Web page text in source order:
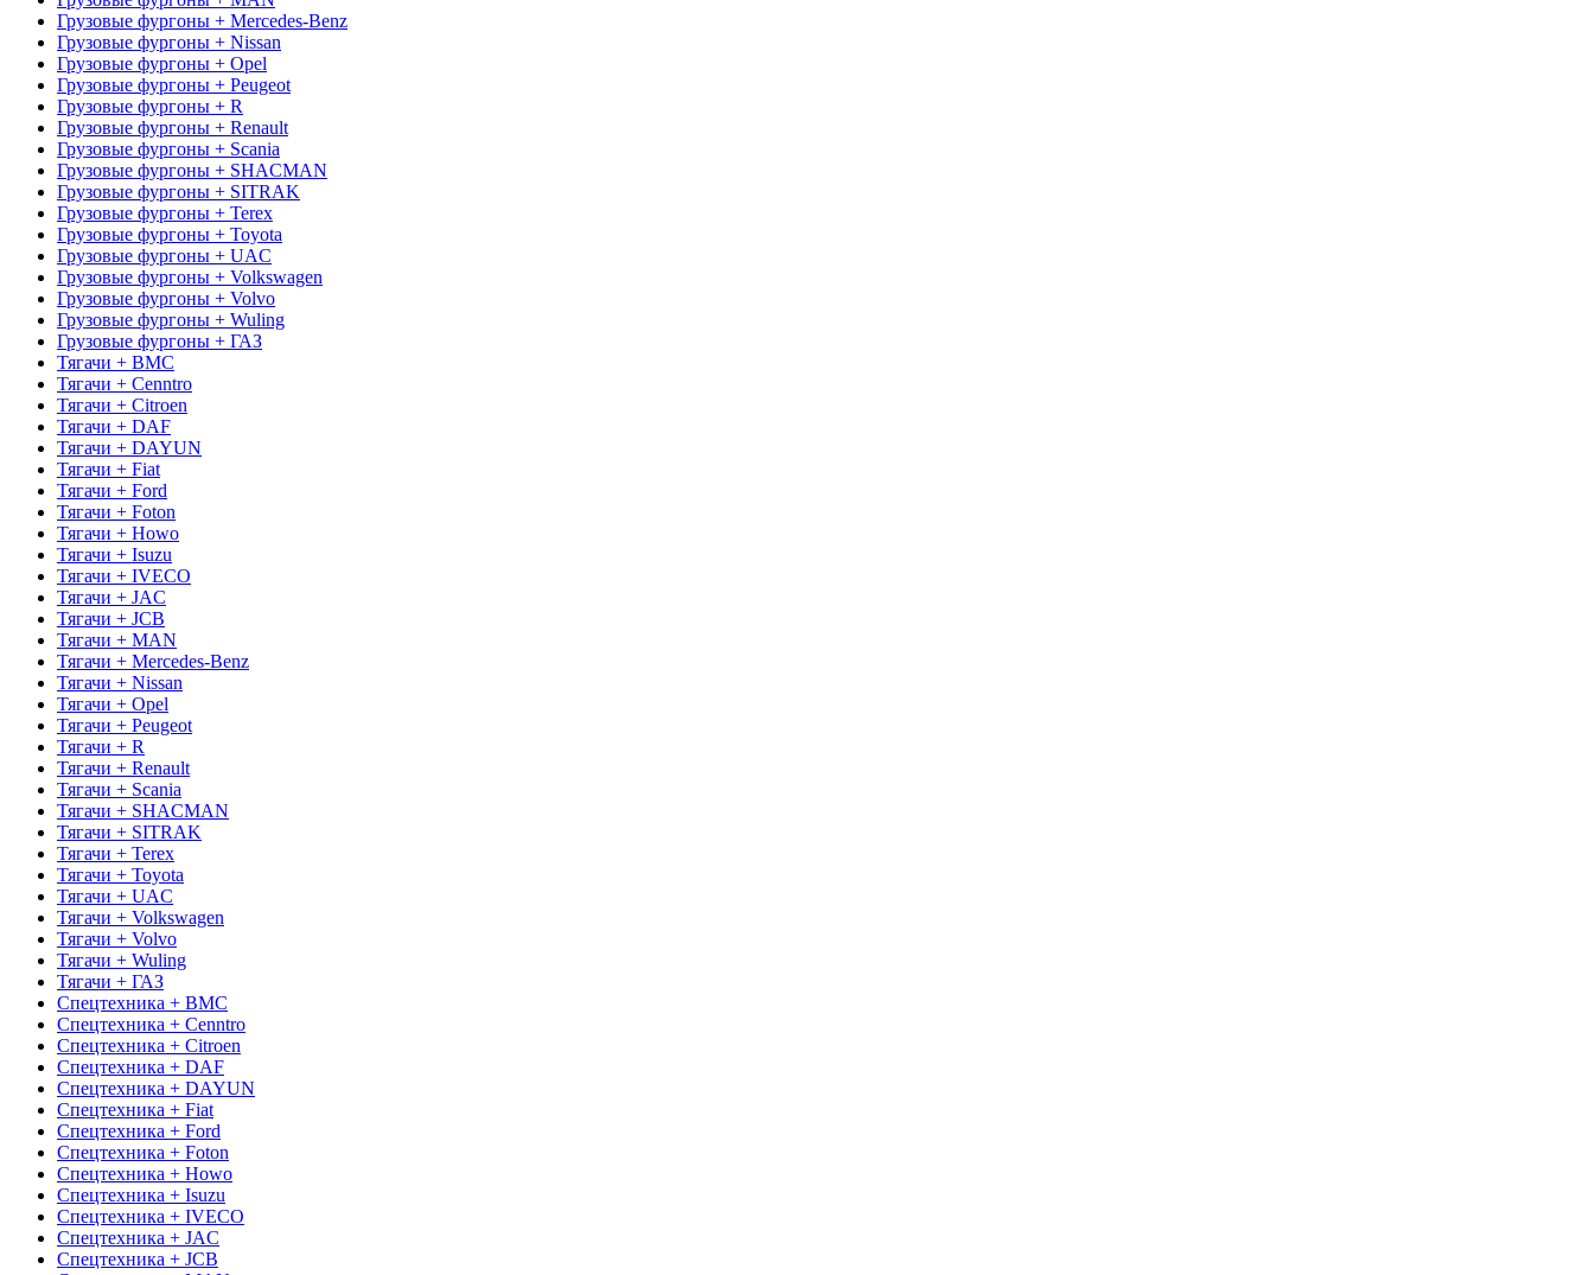
Грузовые фургоны + Mercedes-Benz
Грузовые фургоны + Nissan
Грузовые фургоны + Opel
Грузовые фургоны + Peugeot
Грузовые фургоны + R
Грузовые фургоны + Renault
Грузовые фургоны + Scania
Грузовые фургоны + SHACMAN
Грузовые фургоны + SITRAK
Грузовые фургоны + Terex
Грузовые фургоны + Toyota
Грузовые фургоны + UAC
Грузовые фургоны + Volkswagen
Грузовые фургоны + Volvo
Грузовые фургоны + Wuling
Грузовые фургоны + ГАЗ
Тягачи + BMC
Тягачи + Cenntro
Тягачи + Citroen
Тягачи + DAF
Тягачи + DAYUN
Тягачи + Fiat
Тягачи + Ford
Тягачи + Foton
Тягачи + Howo
Тягачи + Isuzu
Тягачи + IVECO
Тягачи + JAC
Тягачи + JCB
Тягачи + MAN
Тягачи + Mercedes-Benz
Тягачи + Nissan
Тягачи + Opel
Тягачи + Peugeot
Тягачи + R
Тягачи + Renault
Тягачи + Scania
Тягачи + SHACMAN
Тягачи + SITRAK
Тягачи + Terex
Тягачи + Toyota
Тягачи + UAC
Тягачи + Volkswagen
Тягачи + Volvo
Тягачи + Wuling
Тягачи + ГАЗ
Спецтехника + BMC
Спецтехника + Cenntro
Спецтехника + Citroen
Спецтехника + DAF
Спецтехника + DAYUN
Спецтехника + Fiat
Спецтехника + Ford
Спецтехника + Foton
Спецтехника + Howo
Спецтехника + Isuzu
Спецтехника + IVECO
Спецтехника + JAC
Спецтехника + JCB